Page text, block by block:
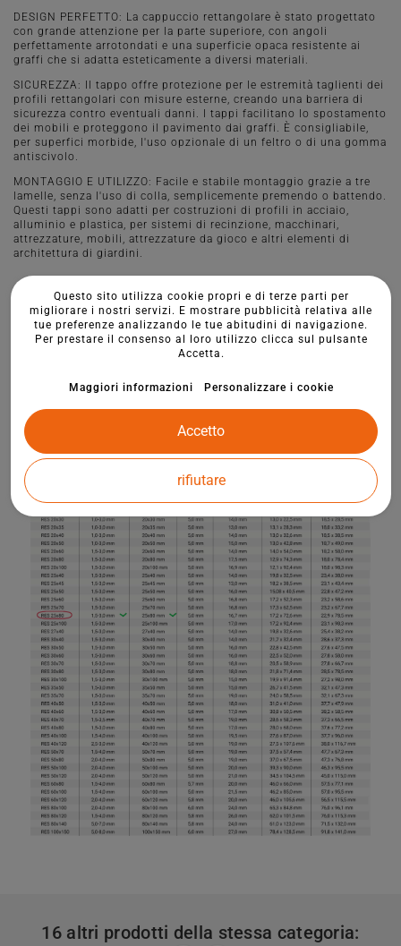
DESIGN PERFETTO: La cappuccio rettangolare è stato progettato
con grande attenzione per la parte superiore, con angoli
perfettamente arrotondati e una superficie opaca resistente ai
graffi che si adatta esteticamente a diversi materiali.
SICUREZZA: Il tappo offre protezione per le estremità taglienti dei
profili rettangolari con misure esterne, creando una barriera di
sicurezza contro eventuali danni. I tappi facilitano lo spostamento
dei mobili e proteggono il pavimento dai graffi. È consigliabile,
per superfici morbide, l'uso opzionale di un feltro o di una gomma
antiscivolo.
MONTAGGIO E UTILIZZO: Facile e stabile montaggio grazie a tre
lamelle, senza l'uso di colla, semplicemente premendo o battendo.
Questi tappi sono adatti per costruzioni di profili in acciaio,
alluminio e plastica, per sistemi di recinzione, macchinari,
attrezzature, mobili, attrezzature da gioco e altri elementi di
architettura di giardini.
16 altri prodotti della stessa categoria:
Questo sito utilizza cookie propri e di terze parti per
migliorare i nostri servizi. E mostrare pubblicità relativa alle
tue preferenze analizzando le tue abitudini di navigazione.
Per prestare il consenso al loro utilizzo clicca sul pulsante
Accetta.
Maggiori informazioni Personalizzare i cookie
rifiutare
Accetto